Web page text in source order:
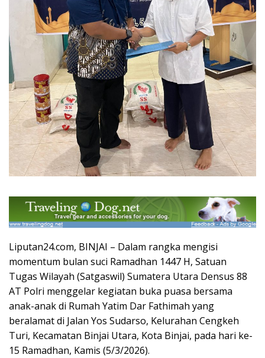
Liputan24.com, BINJAI – Dalam rangka mengisi
momentum bulan suci Ramadhan 1447 H, Satuan
Tugas Wilayah (Satgaswil) Sumatera Utara Densus 88
AT Polri menggelar kegiatan buka puasa bersama
anak-anak di Rumah Yatim Dar Fathimah yang
beralamat di Jalan Yos Sudarso, Kelurahan Cengkeh
Turi, Kecamatan Binjai Utara, Kota Binjai, pada hari ke-
15 Ramadhan, Kamis (5/3/2026).